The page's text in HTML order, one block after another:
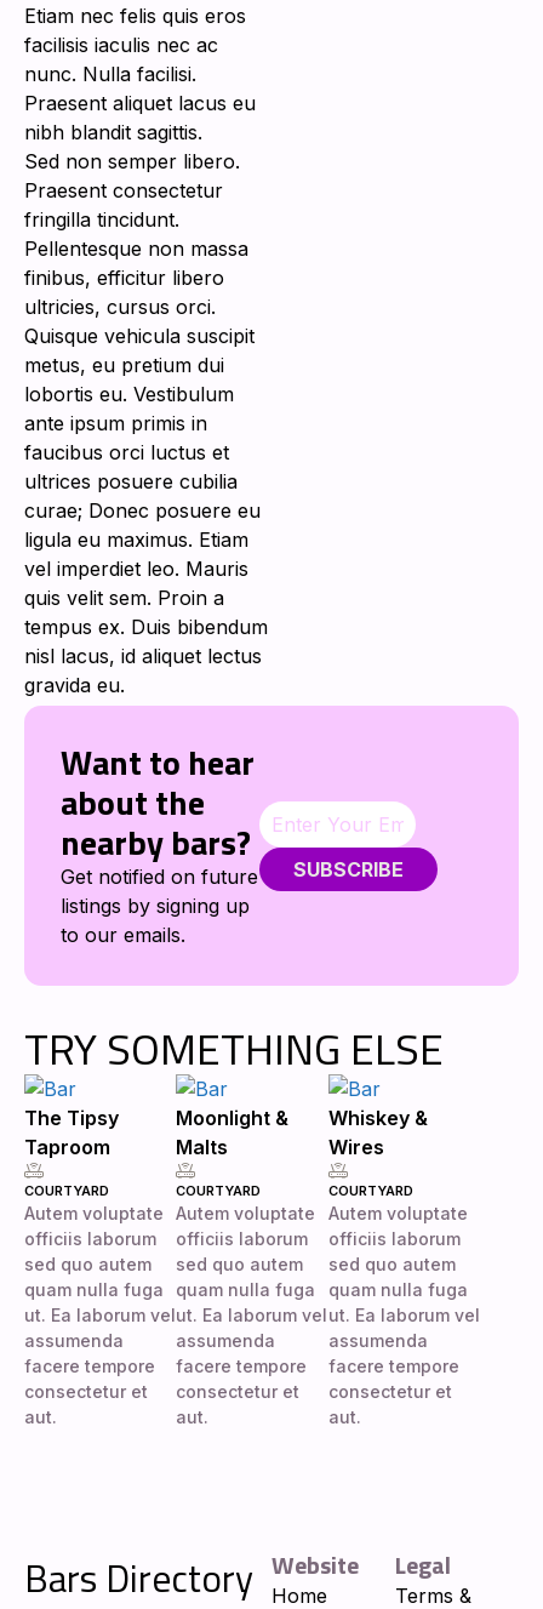
Etiam nec felis quis eros
facilisis iaculis nec ac
nunc. Nulla facilisi.
Praesent aliquet lacus eu
nibh blandit sagittis.
Sed non semper libero.
Praesent consectetur
fringilla tincidunt.
Pellentesque non massa
finibus, efficitur libero
ultricies, cursus orci.
Quisque vehicula suscipit
metus, eu pretium dui
lobortis eu. Vestibulum
ante ipsum primis in
faucibus orci luctus et
ultrices posuere cubilia
curae; Donec posuere eu
ligula eu maximus. Etiam
vel imperdiet leo. Mauris
quis velit sem. Proin a
tempus ex. Duis bibendum
nisl lacus, id aliquet lectus
gravida eu.
Want to hear
about the
nearby bars?
Get notified on future
listings by signing up
to our emails.
SUBSCRIBE
TRY SOMETHING ELSE
The Tipsy
Taproom
COURTYARD
Autem voluptate
officiis laborum
sed quo autem
quam nulla fuga
ut. Ea laborum vel
assumenda
facere tempore
consectetur et
aut.
Moonlight &
Malts
COURTYARD
Autem voluptate
officiis laborum
sed quo autem
quam nulla fuga
ut. Ea laborum vel
assumenda
facere tempore
consectetur et
aut.
Whiskey &
Wires
COURTYARD
Autem voluptate
officiis laborum
sed quo autem
quam nulla fuga
ut. Ea laborum vel
assumenda
facere tempore
consectetur et
aut.
Bars Directory Website
Home
Legal
Terms &